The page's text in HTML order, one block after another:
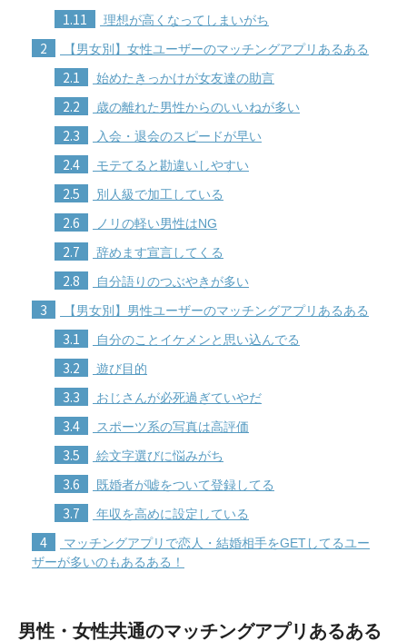
1.11 理想が高くなってしまいがち
2 【男女別】女性ユーザーのマッチングアプリあるある
2.1 始めたきっかけが女友達の助言
2.2 歳の離れた男性からのいいねが多い
2.3 入会・退会のスピードが早い
2.4 モテてると勘違いしやすい
2.5 別人級で加工している
2.6 ノリの軽い男性はNG
2.7 辞めます宣言してくる
2.8 自分語りのつぶやきが多い
3 【男女別】男性ユーザーのマッチングアプリあるある
3.1 自分のことイケメンと思い込んでる
3.2 遊び目的
3.3 おじさんが必死過ぎていやだ
3.4 スポーツ系の写真は高評価
3.5 絵文字選びに悩みがち
3.6 既婚者が嘘をついて登録してる
3.7 年収を高めに設定している
4
マッチングアプリで恋人・結婚相手をGETしてるユー
ザーが多いのもあるある！
男性・女性共通のマッチングアプリあるある